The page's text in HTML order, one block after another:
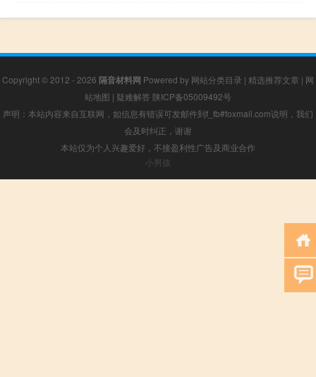
Copyright © 2012 - 2026 隔音材料网 Powered by 网站分类目录 | 精选推荐文章 | 网
站地图 | 疑难解答 陕ICP备05009492号
声明：本站内容来自互联网，如信息有错误可发邮件到f_fb#foxmail.com说明，我们
会及时纠正，谢谢
本站仅为个人兴趣爱好，不接盈利性广告及商业合作
小男孩